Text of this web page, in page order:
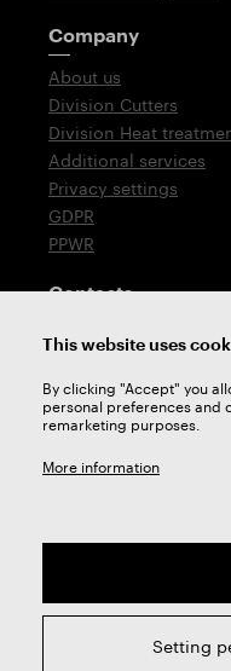
Company
About us
Division Cutters
Division Heat
Additional services
Privacy settings
GDPR
PPWR
Contacts
T: +420 576 777 510
Technical support
2026 © ZPS-
This website uses
By clicking "Accept" you
personal preferences and
remarketing purposes.
More information
Setting